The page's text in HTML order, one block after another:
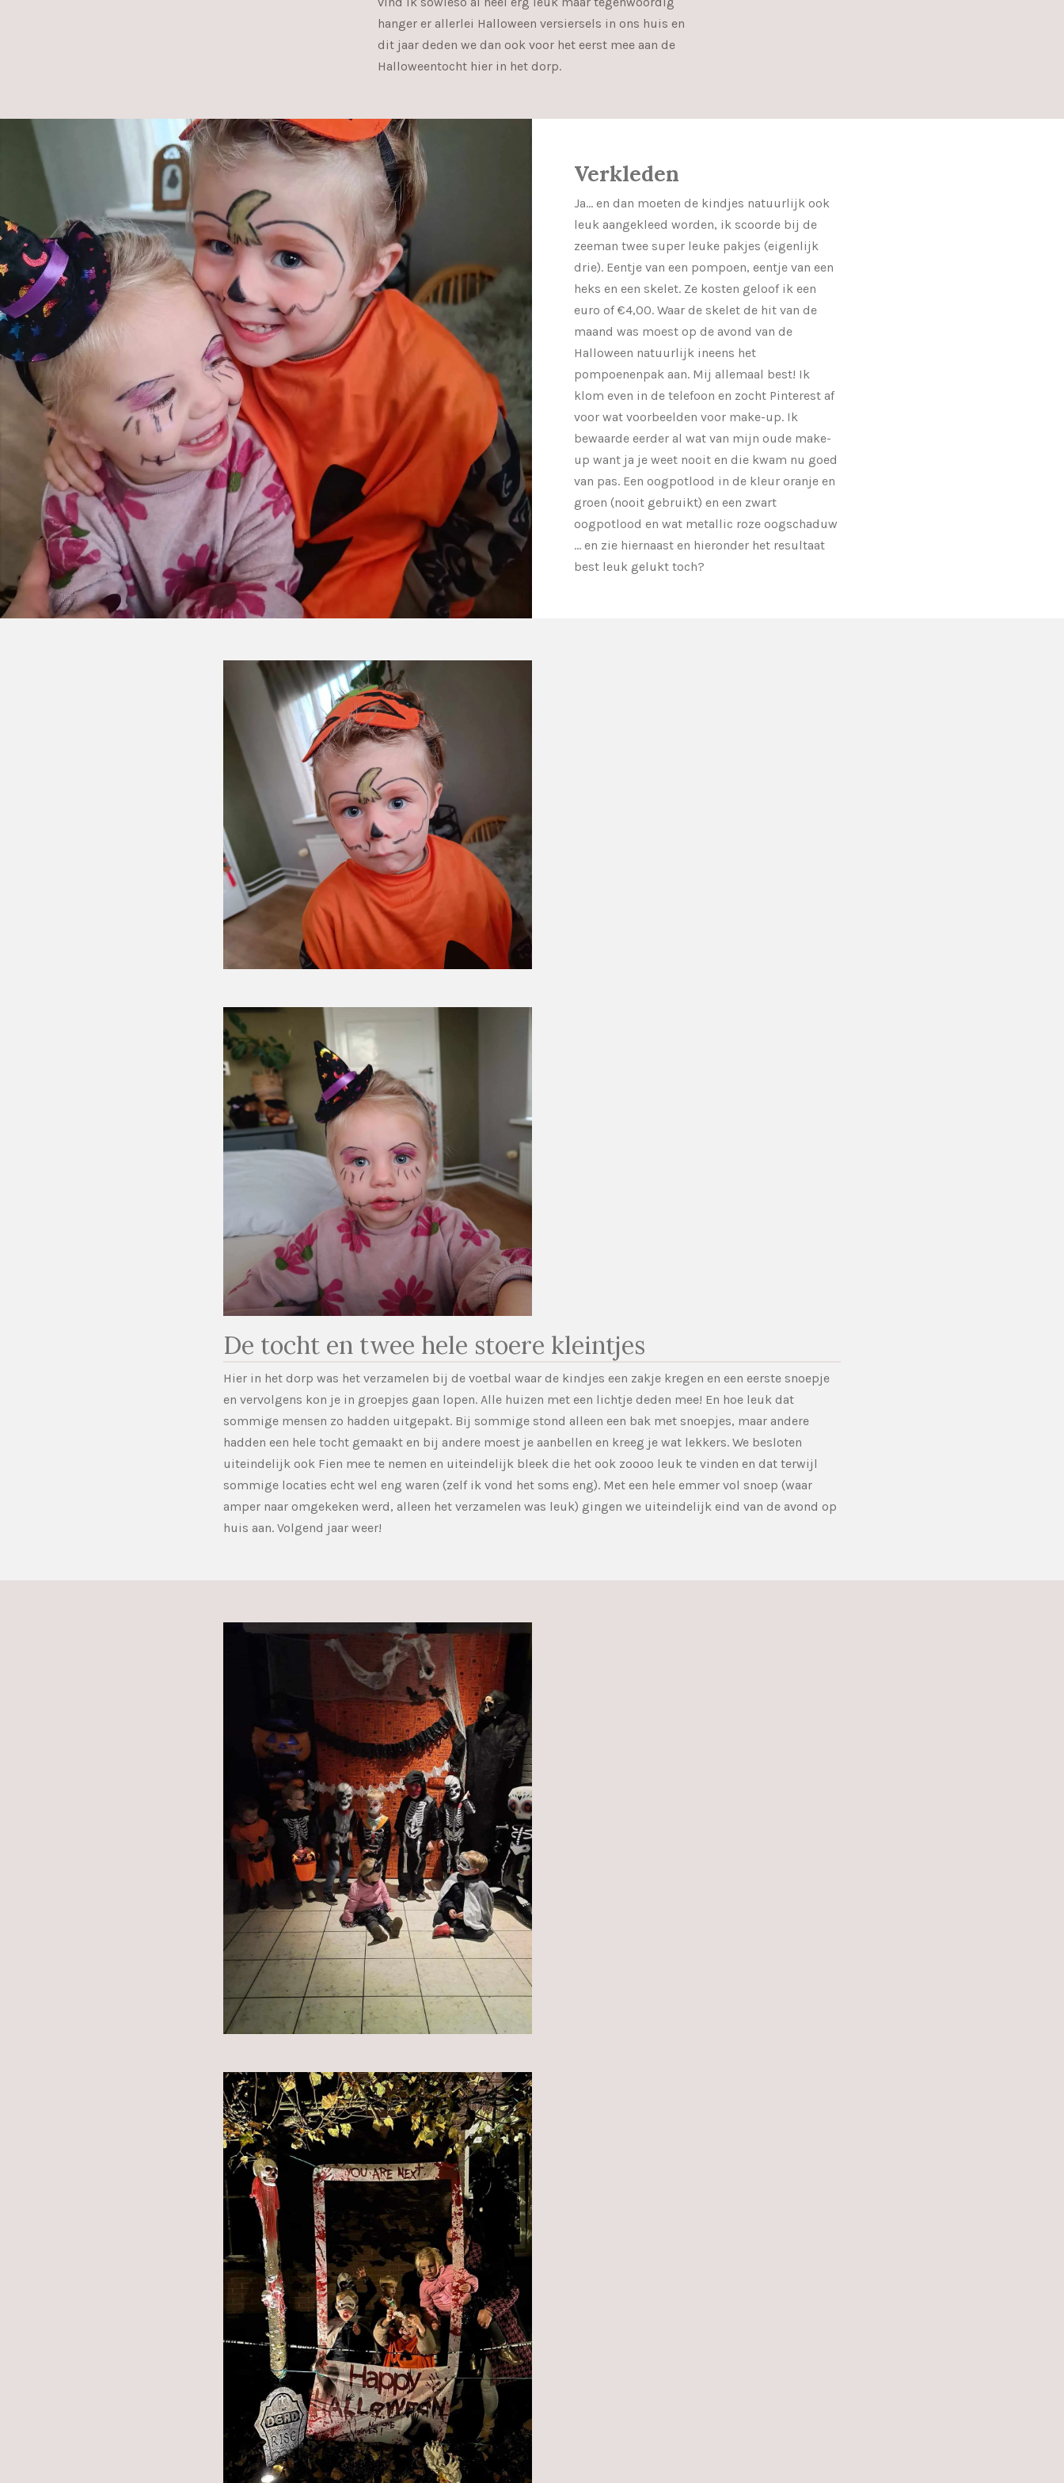
hanger er allerlei Halloween versiersels in ons huis en
dit jaar deden we dan ook voor het eerst mee aan de
Halloweentocht hier in het dorp.
Verkleden
Ja... en dan moeten de kindjes natuurlijk ook
leuk aangekleed worden, ik scoorde bij de
zeeman twee super leuke pakjes (eigenlijk
drie). Eentje van een pompoen, eentje van een
heks en een skelet. Ze kosten geloof ik een
euro of €4,00. Waar de skelet de hit van de
maand was moest op de avond van de
Halloween natuurlijk ineens het
pompoenenpak aan. Mij allemaal best! Ik
klom even in de telefoon en zocht Pinterest af
voor wat voorbeelden voor make-up. Ik
bewaarde eerder al wat van mijn oude make-
up want ja je weet nooit en die kwam nu goed
van pas. Een oogpotlood in de kleur oranje en
groen (nooit gebruikt) en een zwart
oogpotlood en wat metallic roze oogschaduw
... en zie hiernaast en hieronder het resultaat
best leuk gelukt toch?
De tocht en twee hele stoere kleintjes
Hier in het dorp was het verzamelen bij de voetbal waar de kindjes een zakje kregen en een eerste snoepje
en vervolgens kon je in groepjes gaan lopen. Alle huizen met een lichtje deden mee! En hoe leuk dat
sommige mensen zo hadden uitgepakt. Bij sommige stond alleen een bak met snoepjes, maar andere
hadden een hele tocht gemaakt en bij andere moest je aanbellen en kreeg je wat lekkers. We besloten
uiteindelijk ook Fien mee te nemen en uiteindelijk bleek die het ook zoooo leuk te vinden en dat terwijl
sommige locaties echt wel eng waren (zelf ik vond het soms eng). Met een hele emmer vol snoep (waar
amper naar omgekeken werd, alleen het verzamelen was leuk) gingen we uiteindelijk eind van de avond op
huis aan. Volgend jaar weer!